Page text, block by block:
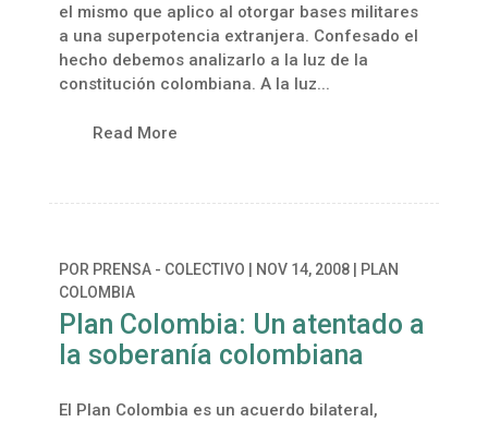
el mismo que aplico al otorgar bases militares
a una superpotencia extranjera. Confesado el
hecho debemos analizarlo a la luz de la
constitución colombiana. A la luz...
Read More
POR PRENSA - COLECTIVO NOV 14, 2008|
PLAN
COLOMBIA
Plan Colombia: Un atentado a
la soberanía colombiana
El Plan Colombia es un acuerdo bilateral,